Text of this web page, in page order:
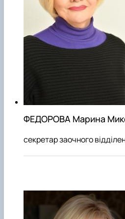
ФЕДОРОВА Марина
секретар заочного